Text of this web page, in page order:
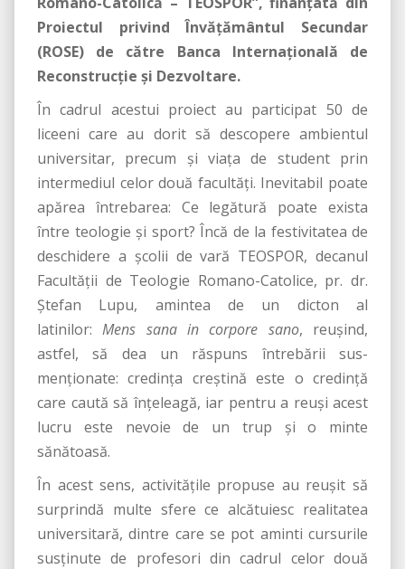
Proiectul privind Învăţământul Secundar
(ROSE) de către Banca Internaţională de
Reconstrucţie şi Dezvoltare.
În cadrul acestui proiect au participat 50 de
liceeni care au dorit să descopere ambientul
universitar, precum şi viaţa de student prin
intermediul celor două facultăţi. Inevitabil poate
apărea întrebarea: Ce legătură poate exista
între teologie şi sport? Încă de la festivitatea de
deschidere a şcolii de vară TEOSPOR, decanul
Facultăţii de Teologie Romano-Catolice, pr. dr.
Ştefan Lupu, amintea de un dicton al
latinilor:Mens sana in corpore sano, reuşind,
astfel, să dea un răspuns întrebării sus-
menţionate: credinţa creştină este o credinţă
care caută să înţeleagă, iar pentru a reuşi acest
lucru este nevoie de un trup şi o minte
sănătoasă.
În acest sens, activităţile propuse au reuşit să
surprindă multe sfere ce alcătuiesc realitatea
universitară, dintre care se pot aminti cursurile
susţinute de profesori din cadrul celor două